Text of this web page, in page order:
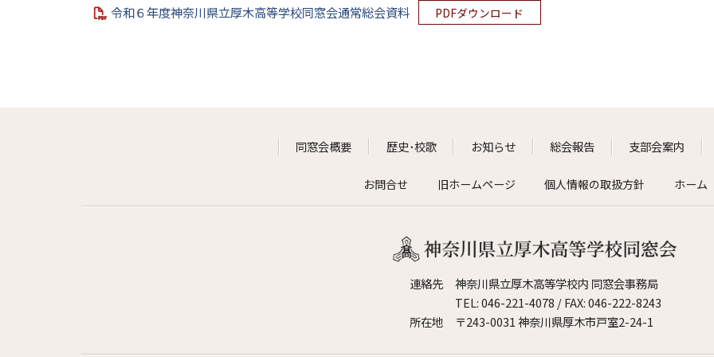
令和６年度神奈川県立厚木高等学校同窓会通常総会資料 PDFダウンロード
同窓会概要 歴史･校歌 お知らせ 総会報告 支部会案内
お問合せ 旧ホームページ 個人情報の取扱方針 ホーム
連絡先
神奈川県立厚木高等学校内 同窓会事務局
TEL:046-221-4078 / FAX: 046-222-8243
所在地
〒243-0031 神奈川県厚木市戸室2-24-1